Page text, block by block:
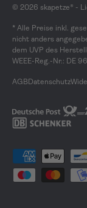
© 2026 skapetze® -
* Alle Preise inkl.
nicht anders
dem UVP des
WEEE-Reg.-Nr.: DE
AGB Datenschutz
Zahlungsmethoden